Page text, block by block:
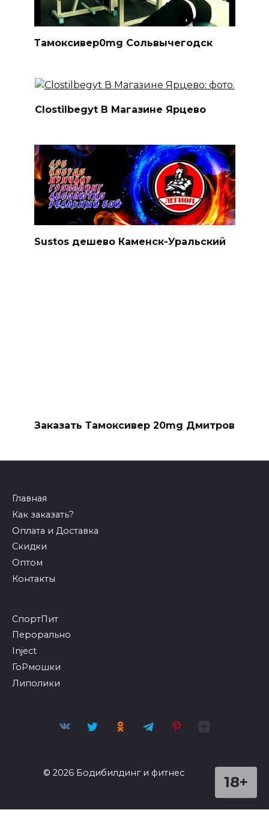
Тамоксивер0mg Сольвычегодск
Clostilbegyt В Магазине Ярцево
Sustos дешево Каменск-Уральский
Заказать Тамоксивер 20mg Дмитров
Главная
Как заказать?
Оплата и Доставка
Скидки
Оптом
Контакты
СпортПит
Перорально
Inject
ГоРмошки
Липолики
18+
© 2026 Бодибилдинг и фитнес